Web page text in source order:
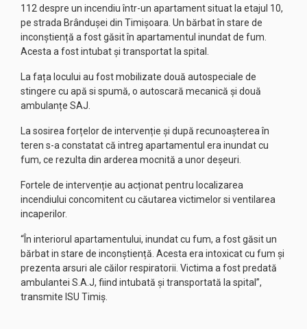
112 despre un incendiu într-un apartament situat la etajul 10,
pe strada Brândușei din Timișoara. Un bărbat în stare de
inconștiență a fost găsit în apartamentul inundat de fum.
Acesta a fost intubat și transportat la spital.
La fața locului au fost mobilizate două autospeciale de
stingere cu apă si spumă, o autoscară mecanică și două
ambulanțe SAJ.
La sosirea forțelor de intervenție și după recunoașterea în
teren s-a constatat că intreg apartamentul era inundat cu
fum, ce rezulta din arderea mocnită a unor deșeuri.
Fortele de intervenție au acționat pentru localizarea
incendiului concomitent cu căutarea victimelor si ventilarea
incaperilor.
“În interiorul apartamentului, inundat cu fum, a fost găsit un
bărbat in stare de inconștiență. Acesta era intoxicat cu fum și
prezenta arsuri ale căilor respiratorii. Victima a fost predată
ambulantei S.A.J, fiind intubată și transportată la spital”,
transmite ISU Timiș.